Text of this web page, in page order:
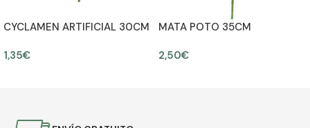
CYCLAMEN ARTIFICIAL 30CM
1,35€
MATA POTO 35CM
2,50€